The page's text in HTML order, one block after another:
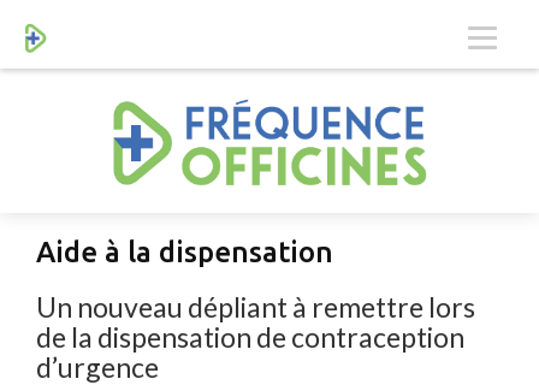
Aide à la dispensation
Un nouveau dépliant à remettre lors
de la dispensation de contraception
d’urgence